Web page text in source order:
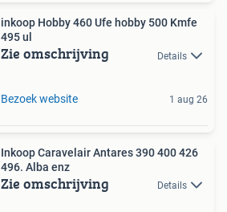
inkoop Hobby 460 Ufe hobby 500 Kmfe
495 ul
Zie omschrijving Details
Bezoek website 1 aug 26
Inkoop Caravelair Antares 390 400 426
496. Alba enz
Zie omschrijving Details